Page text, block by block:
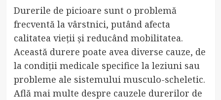
Durerile de picioare sunt o problemă
frecventă la vârstnici, putând afecta
calitatea vieții și reducând mobilitatea.
Această durere poate avea diverse cauze, de
la condiții medicale specifice la leziuni sau
probleme ale sistemului musculo-scheletic.
Află mai multe despre cauzele durerilor de